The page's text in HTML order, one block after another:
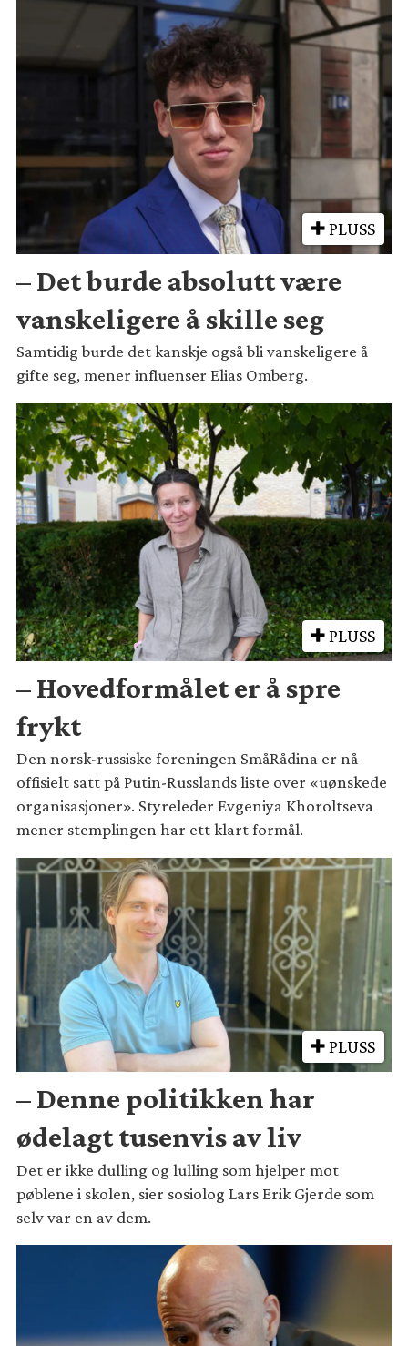
PLUSS
– Det burde absolutt være
vanskeligere å skille seg
Samtidig burde det kanskje også bli vanskeligere å
gifte seg, mener influenser Elias Omberg.
PLUSS
– Hovedformålet er å spre
frykt
Den norsk-russiske foreningen SmåRådina er nå
offisielt satt på Putin-Russlands liste over «uønskede
organisasjoner». Styreleder Evgeniya Khoroltseva
mener stemplingen har ett klart formål.
PLUSS
– Denne politikken har
ødelagt tusenvis av liv
Det er ikke dulling og lulling som hjelper mot
pøblene i skolen, sier sosiolog Lars Erik Gjerde som
selv var en av dem.